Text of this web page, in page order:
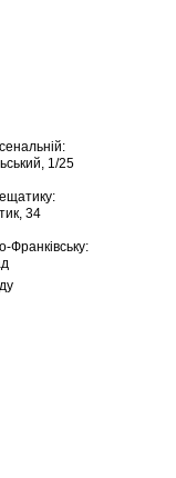
1/25
34
Франківську: